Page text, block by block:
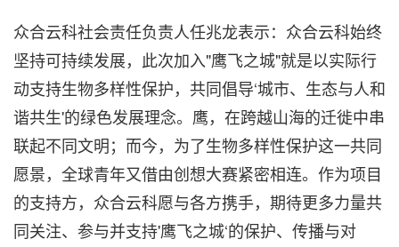
众合云科社会责任负责人任兆龙表示：众合云科始终
坚持可持续发展，此次加入"鹰飞之城"就是以实际行
动支持生物多样性保护，共同倡导‘城市、生态与人和
谐共生'的绿色发展理念。鹰，在跨越山海的迁徙中串
联起不同文明；而今，为了生物多样性保护这一共同
愿景，全球青年又借由创想大赛紧密相连。作为项目
的支持方，众合云科愿与各方携手，期待更多力量共
同关注、参与并支持'鹰飞之城‘的保护、传播与对